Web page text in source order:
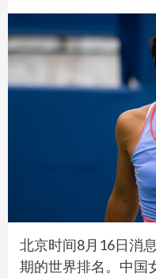
北京时间8月16日消
期的世界排名。中国